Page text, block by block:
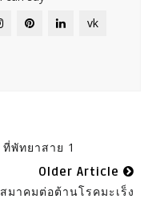
vk
พัทยาสาย 1
Older Article
าคมต่อต้านโรคมะเร็ง